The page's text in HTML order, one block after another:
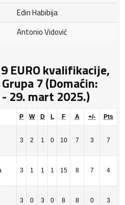
Edin Habibija
Antonio Vidović
EURO kvalifikacije,
7 (Domaćin:
29. mart 2025.)
P W D L F A +/- Pts
3 2 1 0 10 7 3 7
3 1 1 1 15 8 7 4
3 0 3 0 8 8 0 3